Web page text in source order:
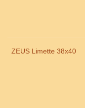
ZEUS Limette 38x40